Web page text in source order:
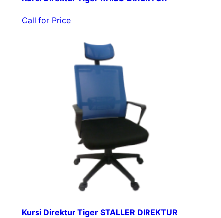
Call for Price
Kursi Direktur Tiger STALLER DIREKTUR